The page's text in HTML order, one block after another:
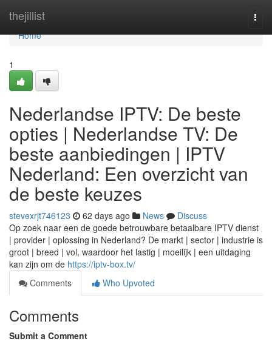
thejillist
Home
Home
1
Nederlandse IPTV: De beste
opties | Nederlandse TV: De
beste aanbiedingen | IPTV
Nederland: Een overzicht van
de beste keuzes
stevexrjt746123 62 days ago News
Discuss
Op zoek naar een de goede betrouwbare betaalbare IPTV dienst
| provider | oplossing in Nederland? De markt | sector | industrie is
groot | breed | vol, waardoor het lastig | moeilijk | een uitdaging
kan zijn om de https://iptv-box.tv/
Comments
Who Upvoted
Comments
Submit a Comment